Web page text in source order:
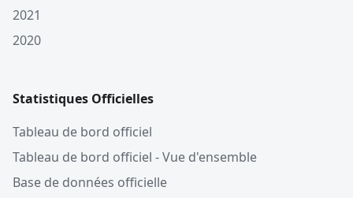
2021
2020
Statistiques Officielles
Tableau de bord officiel
Tableau de bord officiel - Vue d'ensemble
Base de données officielle